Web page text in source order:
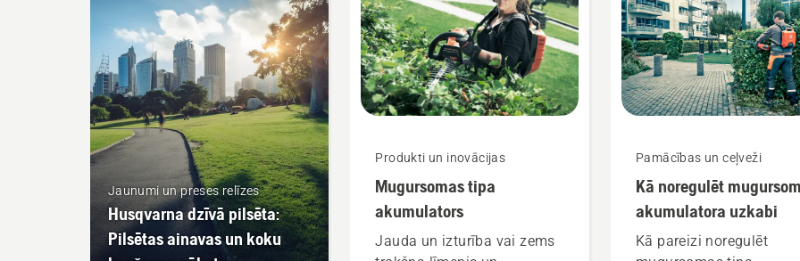
Jaunumi un preses relīzes
Husqvarna dzīvā pilsēta:
Pilsētas ainavas un koku
Produkti un inovācijas
Mugursomas tipa
akumulators
Jauda un izturība vai zems
Pamācības un ceļveži
Kā noregulēt
akumulatora uzkabi
Kā pareizi noregulēt